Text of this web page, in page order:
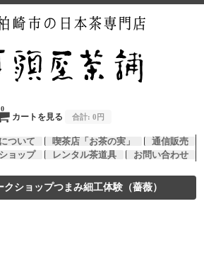
カートを見る
0
合計: 0円
ついて 喫茶店「お茶の実」
通信販売
ョップ レンタル茶道具 お問い合わせ
クショップつまみ細工体験（薔薇）